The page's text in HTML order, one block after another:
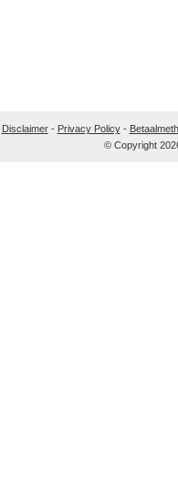
Disclaimer- Privacy Policy-
© Copyright